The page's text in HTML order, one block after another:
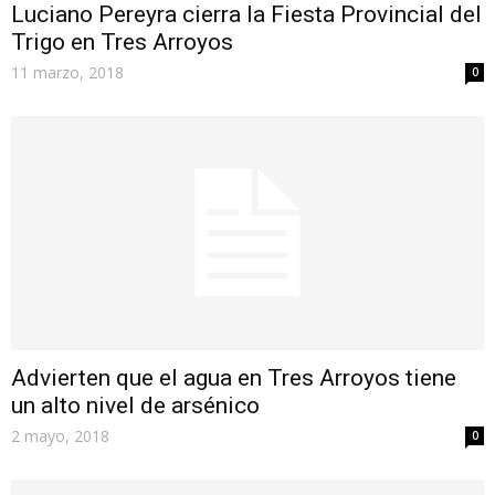
Luciano Pereyra cierra la Fiesta Provincial del
Trigo en Tres Arroyos
11 marzo, 2018 0
Advierten que el agua en Tres Arroyos tiene
un alto nivel de arsénico
2 mayo, 2018 0